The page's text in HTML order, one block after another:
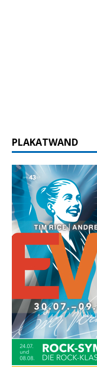
PLAKATWAND